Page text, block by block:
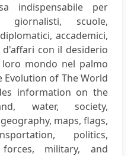
indispensabile per
giornalisti, scuole,
accademici,
con il desiderio
mondo nel palmo
Evolution of The World
information on the
water, society,
maps, flags,
politics,
military, and